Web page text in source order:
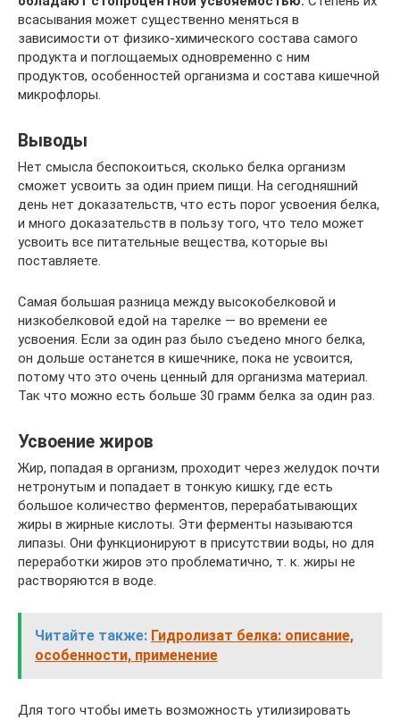
всасывания может существенно меняться в
зависимости от физико-химического состава самого
продукта и поглощаемых одновременно с ним
продуктов, особенностей организма и состава кишечной
микрофлоры.
Выводы
Нет смысла беспокоиться, сколько белка организм
сможет усвоить за один прием пищи. На сегодняшний
день нет доказательств, что есть порог усвоения белка,
и много доказательств в пользу того, что тело может
усвоить все питательные вещества, которые вы
поставляете.
Самая большая разница между высокобелковой и
низкобелковой едой на тарелке — во времени ее
усвоения. Если за один раз было съедено много белка,
он дольше останется в кишечнике, пока не усвоится,
потому что это очень ценный для организма материал.
Так что можно есть больше 30 грамм белка за один раз.
Усвоение жиров
Жир, попадая в организм, проходит через желудок почти
нетронутым и попадает в тонкую кишку, где есть
большое количество ферментов, перерабатывающих
жиры в жирные кислоты. Эти ферменты называются
липазы. Они функционируют в присутствии воды, но для
переработки жиров это проблематично, т. к. жиры не
растворяются в воде.
Читайте также: Гидролизат белка: описание,
особенности, применение
Для того чтобы иметь возможность утилизировать